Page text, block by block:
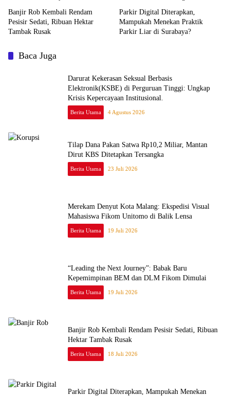
Banjir Rob Kembali Rendam
Pesisir Sedati, Ribuan Hektar
Tambak Rusak
Parkir Digital Diterapkan,
Mampukah Menekan Praktik
Parkir Liar di Surabaya?
Baca Juga
Darurat Kekerasan Seksual Berbasis
Elektronik(KSBE) di Perguruan Tinggi: Ungkap
Krisis Kepercayaan Institusional.
Berita Utama 4 Agustus 2026
Tilap Dana Pakan Satwa Rp10,2 Miliar, Mantan
Dirut KBS Ditetapkan Tersangka
Berita Utama 23 Juli 2026
Merekam Denyut Kota Malang: Ekspedisi Visual
Mahasiswa Fikom Unitomo di Balik Lensa
Berita Utama 19 Juli 2026
“Leading the Next Journey”: Babak Baru
Kepemimpinan BEM dan DLM Fikom Dimulai
Berita Utama 19 Juli 2026
Banjir Rob Kembali Rendam Pesisir Sedati, Ribuan
Hektar Tambak Rusak
Berita Utama 18 Juli 2026
Parkir Digital Diterapkan, Mampukah Menekan